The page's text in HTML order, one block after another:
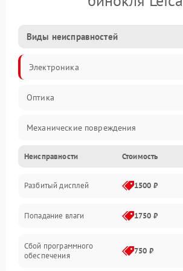
Виды неисправностей
Электроника
Оптика
Механические повреждения
Видео
Механика
Управление
Электропитание
Неисправности Стоимость
Разбитый дисплей 1500 ₽
Попадание влаги 1750 ₽
Сбой программного
обеспечения
750 ₽